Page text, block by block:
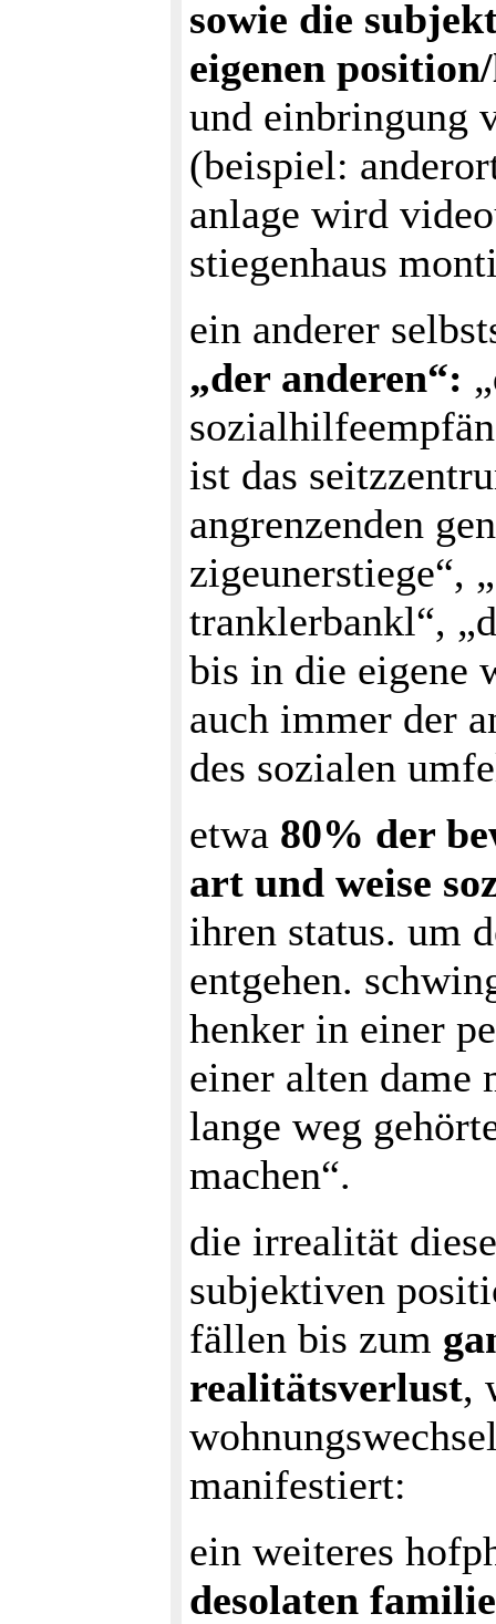
sowie die
eigenen
und einbringung
(beispiel:
anlage wird
stiegenhaus
ein anderer
„der anderen“:
ist das
angrenzenden
zigeunerstiege“,
tranklerbankl“,
bis in die eigene
auch immer der
des sozialen
etwa 80% der
art und weise
ihren status. um
entgehen.
henker in einer
einer alten dame
lange weg
machen“.
die irrealität
subjektiven
fällen bis zum
realitätsverlust,
manifestiert:
ein weiteres
desolaten